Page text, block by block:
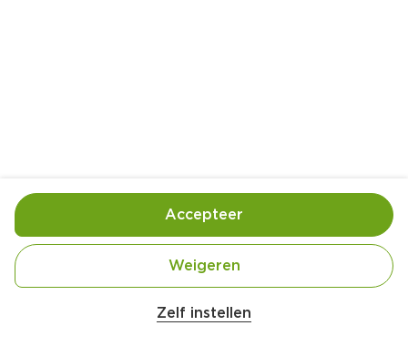
Gebruik- en bewaarinstructies
Koel, donker en droog bewaren.
Zelf instellen
Weigeren
Accepteer